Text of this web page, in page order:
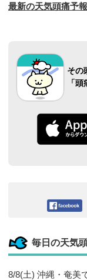
最新の天気頭痛予
その
「
毎日の天気
8/8(土) 沖縄・奄美